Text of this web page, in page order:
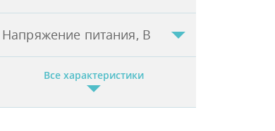
Напряжение питания, В
Все характеристики